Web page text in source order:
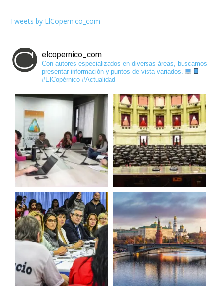
Tweets by ElCopernico_com
elcopernico_com
Con autores especializados en diversas áreas, buscamos
presentar información y puntos de vista variados.
#ElCopérnico #Actualidad